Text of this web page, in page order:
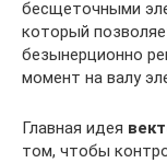
бесщеточными
который
безынерционно
момент на валу
Главная идея
том, чтобы